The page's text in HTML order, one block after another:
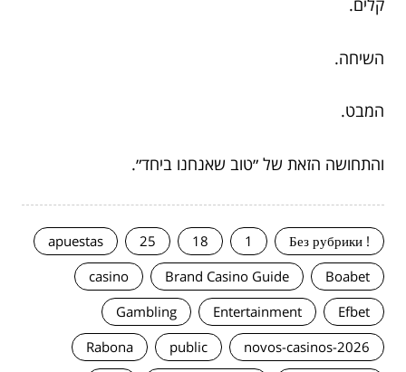
קלים.
השיחה.
המבט.
והתחושה הזאת של ״טוב שאנחנו ביחד״.
! Без рубрики
1
18
25
apuestas
Boabet
Brand Casino Guide
casino
Efbet
Entertainment
Gambling
novos-casinos-2026
public
Rabona